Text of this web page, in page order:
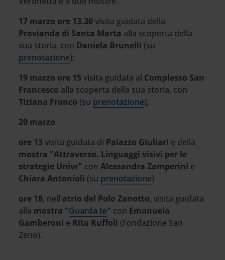
17 marzo ore 13.30visita guidata della
Provianda di Santa Marta alla scoperta della
sua storia, con Daniela Brunelli (su
prenotazione);
19 marzo ore 15visita guidata al Complesso San
Francesco alla scoperta della sua storia, con
Tiziana Franco (su prenotazione);
20 marzo
ore 13 visita guidata di Palazzo Giuliari e della
mostra "Attraverso. Linguaggi visivi per le
strategie Univr" conAlessandra Zamperini e
Chiara Antonioli (su prenotazione)
ore 18, nell'atrio del Polo Zanotto, visita guidata
alla mostra "Guarda te" con Emanuela
Gamberoni e Rita Ruffoli (Fondazione San
Zeno).